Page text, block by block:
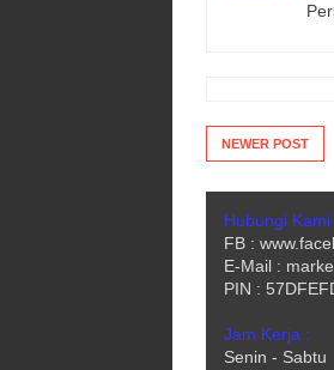
NEWER POST
Hubungi Kami
FB :
E-Mail :
PIN :
Jam Kerja :
Senin - Sabtu